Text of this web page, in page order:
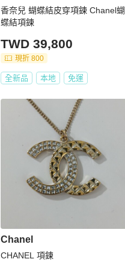
香奈兒 蝴蝶結皮穿項鍊 Chanel蝴
蝶結項鍊
TWD 39,800
現折 800
全新品 本地 免運
Chanel
CHANEL 項鍊